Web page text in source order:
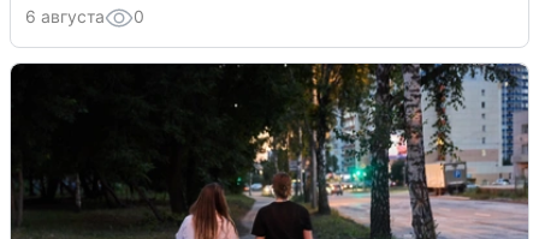
6 августа 0